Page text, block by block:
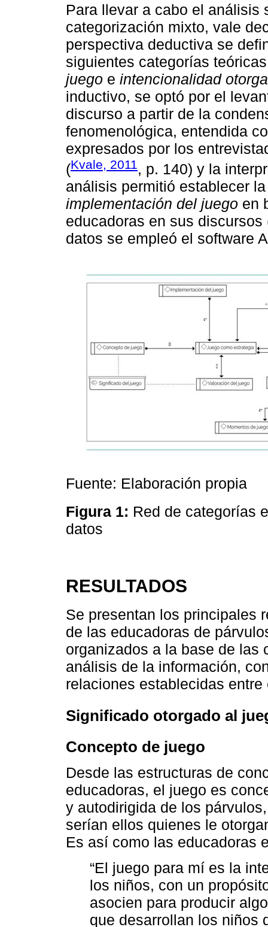
Para llevar a cabo el análisis
categorización mixto, vale
perspectiva deductiva se
siguientes categorías
juego e intencionalidad
inductivo, se optó por el
discurso a partir de la
fenomenológica, entendida
expresados por los
(Kvale, 2011, p. 140) y la
análisis permitió establecer
implementación del juego en
educadoras en sus
datos se empleó el software
Fuente: Elaboración propia
Figura 1: Red de categorías
datos
RESULTADOS
Se presentan los principales
de las educadoras de
organizados a la base de las
análisis de la información,
relaciones establecidas entre
Significado otorgado al
Concepto de juego
Desde las estructuras de
educadoras, el juego es
y autodirigida de los
serían ellos quienes le
Es así como las educadoras
“El juego para mí es la
los niños, con un
asocien para producir
que desarrollan los niños